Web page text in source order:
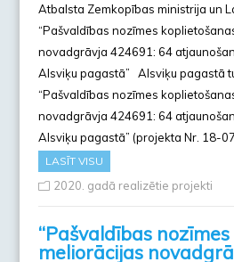
Atbalsta Zemkopības ministrija un
“Pašvaldības nozīmes
novadgrāvja 424691: 64
Alsviķu pagastā” Alsviķu pagastā
“Pašvaldības nozīmes
novadgrāvja 424691: 64
Alsviķu pagastā” (projekta Nr. 18-
LASĪT VISU
2020. gadā realizētie projekti
“Pašvaldības
meliorācijas